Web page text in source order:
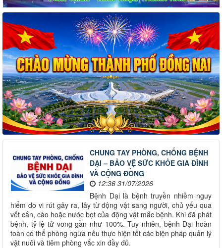
CHUNG TAY PHÒNG, CHỐNG BỆNH
DẠI – BẢO VỆ SỨC KHỎE GIA ĐÌNH
VÀ CỘNG ĐỒNG
12:36 31/07/2026
Bệnh Dại là bệnh truyền nhiễm nguy
hiểm do vi rút gây ra, lây từ động vật sang người, chủ yếu qua
vết cắn, cào hoặc nước bọt của động vật mắc bệnh. Khi đã phát
bệnh, tỷ lệ tử vong gần như 100%. Tuy nhiên, bệnh Dại hoàn
toàn có thể phòng ngừa nếu thực hiện tốt các biện pháp quản lý
vật nuôi và tiêm phòng vắc xin đầy đủ.